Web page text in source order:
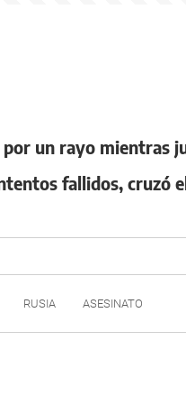
un rayo mientras
fallidos, cruzó
RUSIA ASESINATO